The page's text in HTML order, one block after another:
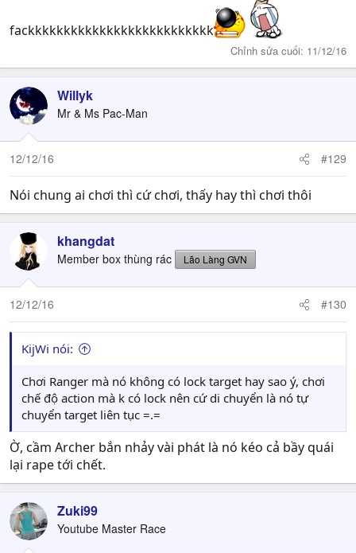
fackkkkkkkkkkkkkkkkkkkkkkkkkk
Chỉnh sửa cuối: 11/12/16
Willyk
Mr & Ms Pac-Man
12/12/16 #129
Nói chung ai chơi thì cứ chơi, thấy hay thì chơi thôi
khangdat
Member box thùng rác Lão Làng GVN
12/12/16 #130
KijWi nói:
Chơi Ranger mà nó không có lock target hay sao ý, chơi
chế độ action mà k có lock nên cứ di chuyển là nó tự
chuyển target liên tục =.=
Ờ, cầm Archer bắn nhảy vài phát là nó kéo cả bầy quái
lại rape tới chết.
Zuki99
Youtube Master Race